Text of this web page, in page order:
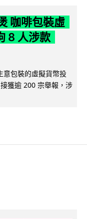
咖啡包裝虛
8 人涉款
意包裝的虛擬貨幣投
獲逾 200 宗舉報，涉